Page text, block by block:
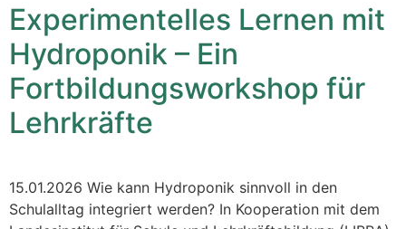
Experimentelles Lernen mit
Hydroponik – Ein
Fortbildungsworkshop für
Lehrkräfte
15.01.2026 Wie kann Hydroponik sinnvoll in den
Schulalltag integriert werden? In Kooperation mit dem